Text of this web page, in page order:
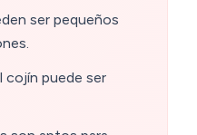
ser pequeños
cojín puede ser